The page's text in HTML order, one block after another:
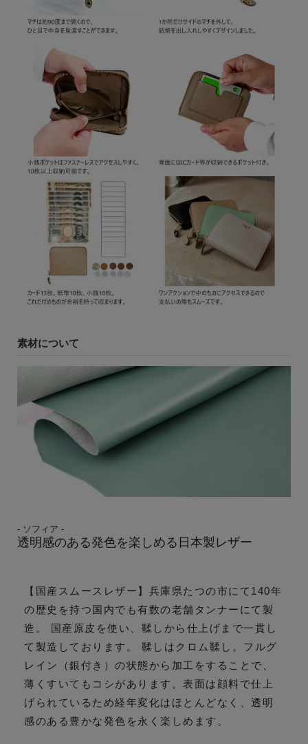
素材について
- ソフィア -
透明感のある発色を楽しめる日本製レザー
【国産スムースレザー】兵庫県たつの市にて140年
の歴史を持つ国内でも有数の老舗タンナーにて製
造。 国産原皮を使い、鞣しから仕上げまで一貫し
て製造しております。 鞣しはクロム鞣し。フルグ
レイン（銀付き）の状態から加工をすることで、
薄くすいてもコシがあります。表面は顔料で仕上
げられているため経年変化はほとんどなく、透明
感のある豊かな発色を永く楽しめます。